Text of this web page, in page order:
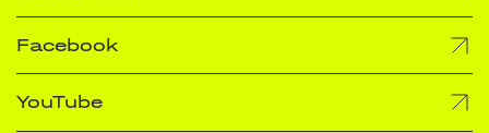
Facebook
YouTube